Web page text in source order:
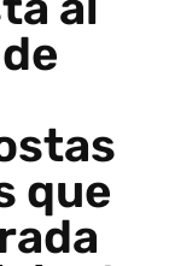
que